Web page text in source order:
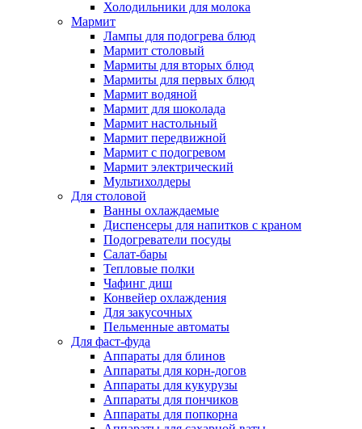
Холодильники для молока
Мармит
Лампы для подогрева блюд
Мармит столовый
Мармиты для вторых блюд
Мармиты для первых блюд
Мармит водяной
Мармит для шоколада
Мармит настольный
Мармит передвижной
Мармит с подогревом
Мармит электрический
Мультихолдеры
Для столовой
Ванны охлаждаемые
Диспенсеры для напитков с краном
Подогреватели посуды
Салат-бары
Тепловые полки
Чафинг диш
Конвейер охлаждения
Для закусочных
Пельменные автоматы
Для фаст-фуда
Аппараты для блинов
Аппараты для корн-догов
Аппараты для кукурузы
Аппараты для пончиков
Аппараты для попкорна